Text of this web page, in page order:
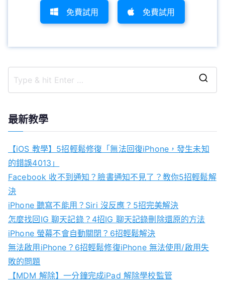
免費試用 免費試用
最新教學
【iOS 教學】5招輕鬆修復「無法回復iPhone，發生未知
的錯誤4013」
Facebook 收不到通知？臉書通知不見了？教你5招輕鬆解
決
iPhone 聽寫不能用？Siri 沒反應？5招完美解決
怎麼找回IG 聊天記錄？4招IG 聊天記錄刪除還原的方法
iPhone 螢幕不會自動關閉？6招輕鬆解決
無法啟用iPhone？6招輕鬆修復iPhone 無法使用/啟用失
敗的問題
【MDM 解除】一分鐘完成iPad 解除學校監管